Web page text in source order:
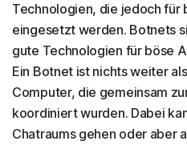
Technologien, die jedoch für
eingesetzt werden. Botnets
gute Technologien für böse
Ein Botnet ist nichts weiter
Computer, die gemeinsam
koordiniert wurden. Dabei
Chatraums gehen oder aber